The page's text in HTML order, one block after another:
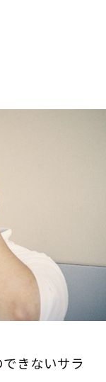
きないサラ